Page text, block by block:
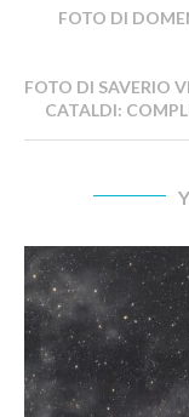
FOTO DI
FOTO DI SAVERIO
CATALDI: